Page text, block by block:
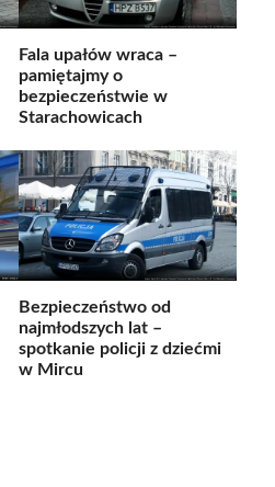
Fala upałów wraca –
pamiętajmy o
bezpieczeństwie w
Starachowicach
Bezpieczeństwo od
najmłodszych lat –
spotkanie policji z dziećmi
w Mircu